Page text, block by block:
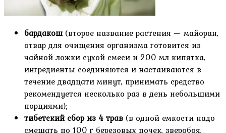
бардакош(второе название растения — майоран,
отвар для очищения организма готовится из
чайной ложки сухой смеси и 200 мл кипятка,
ингредиенты соединяются и настаиваются в
течение двадцати минут, принимать средство
рекомендуется несколько раз в день небольшими
порциями);
тибетский сбор из 4 трав (в одной емкости надо
смешать по 100 г березовых почек, зверобоя,